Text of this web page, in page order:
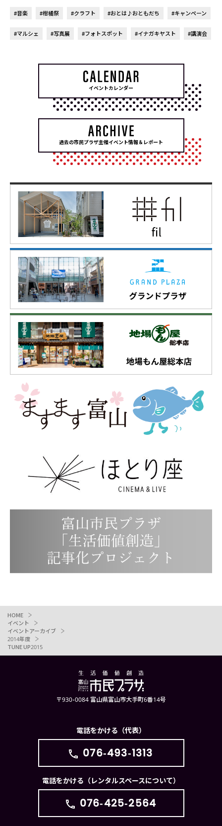
#音楽 #柑橘祭 #クラフト #おとは♪おともだち #キャンペーン
#マルシェ #写真展 #フォトスポット #イナガキヤスト #講演会
イベントカレンダー
過去の市民プラザ主催イベント情報＆レポート
HOME
イベント
イベントアーカイブ
2014年度
TUNE UP2015
〒930-0084 富山県富山市大手町6番14号
電話をかける（代表）
076-493-1313
電話をかける（レンタルスペースについて）
076-425-2564